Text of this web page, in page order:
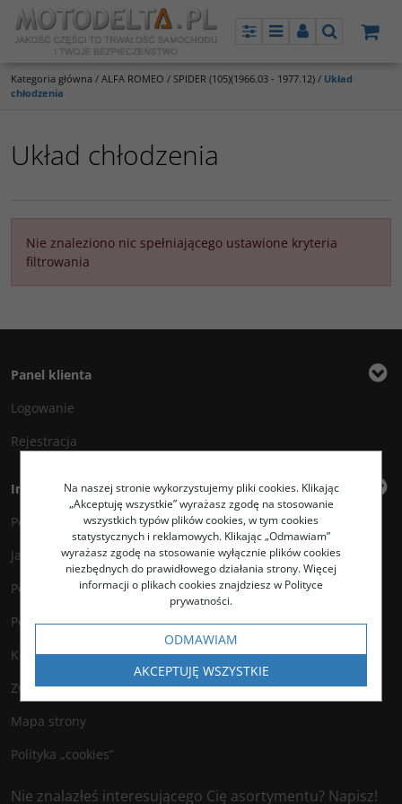
PanelMenuPanelSzukaj
Kategoria główna / ALFA ROMEO / SPIDER (105)(1966.03 - 1977.12) / Układ
chłodzenia
Układ chłodzenia
Nie znaleziono nic spełniającego ustawione kryteria
filtrowania
Panel klienta
Logowanie
Rejestracja
Informacje
Polityka prywatności
Jak kupować?
Polityka legalności
Polityka antyspamowa
Kontakt
Zwroty
Mapa strony
Polityka „cookies”
Nie znalazłeś interesującego Cię asortymentu? Napisz!
Na naszej stronie wykorzystujemy pliki cookies. Klikając
„Akceptuję wszystkie” wyrażasz zgodę na stosowanie
wszystkich typów plików cookies, w tym cookies
statystycznych i reklamowych. Klikając „Odmawiam”
wyrażasz zgodę na stosowanie wyłącznie plików cookies
niezbędnych do prawidłowego działania strony. Więcej
informacji o plikach cookies znajdziesz w Polityce
prywatności.
ODMAWIAM
AKCEPTUJĘ WSZYSTKIE